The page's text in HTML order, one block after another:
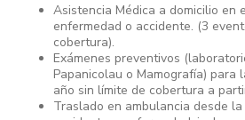
Asistencia Médica a domicilio en
enfermedad o accidente. (3
cobertura).
Exámenes preventivos
Papanicolau o Mamografía)
año sin límite de cobertura a
Traslado en ambulancia desde